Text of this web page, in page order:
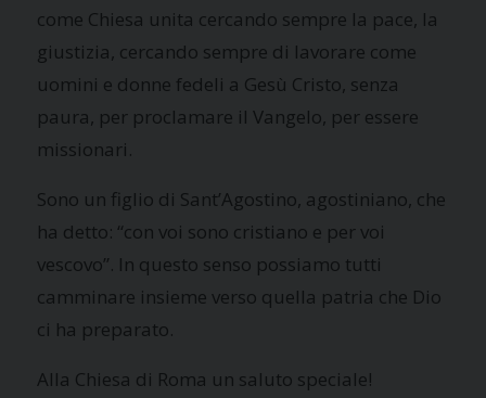
come Chiesa unita cercando sempre la pace, la
giustizia, cercando sempre di lavorare come
uomini e donne fedeli a Gesù Cristo, senza
paura, per proclamare il Vangelo, per essere
missionari.
Sono un figlio di Sant’Agostino, agostiniano, che
ha detto: “con voi sono cristiano e per voi
vescovo”. In questo senso possiamo tutti
camminare insieme verso quella patria che Dio
ci ha preparato.
Alla Chiesa di Roma un saluto speciale!